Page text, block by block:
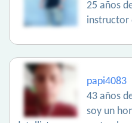
25 años
instructor
papi4083
43 años
soy un